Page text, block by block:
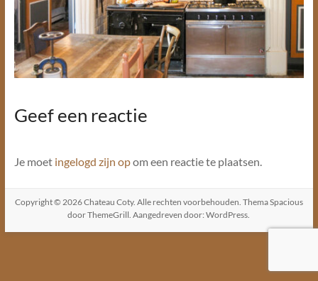
Geef een reactie
Je moet ingelogd zijn opom een reactie te plaatsen.
Copyright © 2026Chateau Coty. Alle rechten voorbehouden. ThemaSpacious
door ThemeGrill. Aangedreven door:WordPress.